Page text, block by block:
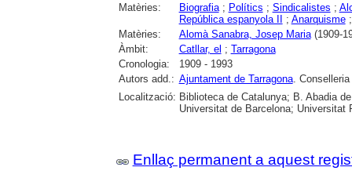
Matèries: Biografia; Polítics ; Sindicalistes ;
República espanyola II
; Anarquisme
Matèries:
Alomà Sanabra, Josep Maria(1909-
Àmbit:
Catllar, el ; Tarragona
Cronologia:
1909 - 1993
Autors add.: Ajuntament de Tarragona.
Localització: Biblioteca de Catalunya; B. Abadia
Universitat de Barcelona; Universitat
Enllaç permanent a aquest